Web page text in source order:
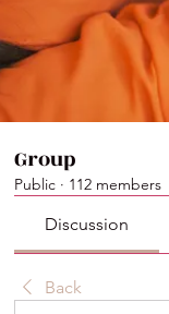
Group
Public · 112 members
Discussion
Back